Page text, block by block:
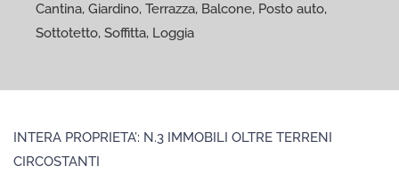
Cantina, Giardino, Terrazza, Balcone, Posto auto,
Sottotetto, Soffitta, Loggia
INTERA PROPRIETA’: N.3 IMMOBILI OLTRE TERRENI
CIRCOSTANTI